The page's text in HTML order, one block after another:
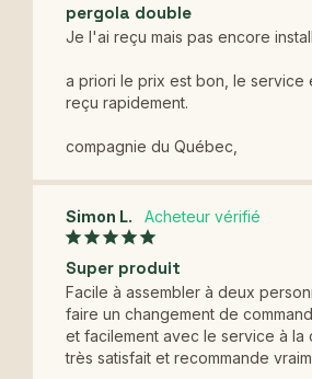
pergola double
Je l'ai reçu mais pas encore
a priori le prix est bon, le service
reçu rapidement.
compagnie du Québec,
Simon L.
Super produit
Facile à assembler à deux
faire un changement de
et facilement avec le service à la
très satisfait et recommande